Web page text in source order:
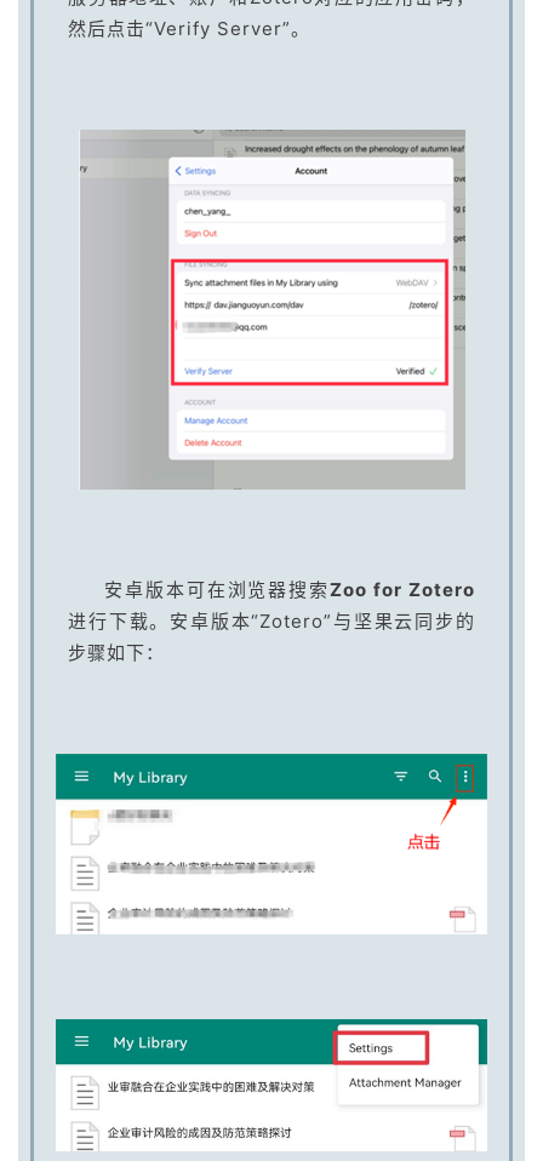
然后点击“Verify Server”。
安卓版本可在浏览器搜索Zoo for Zotero
进行下载。安卓版本“Zotero”与坚果云同步的
步骤如下：